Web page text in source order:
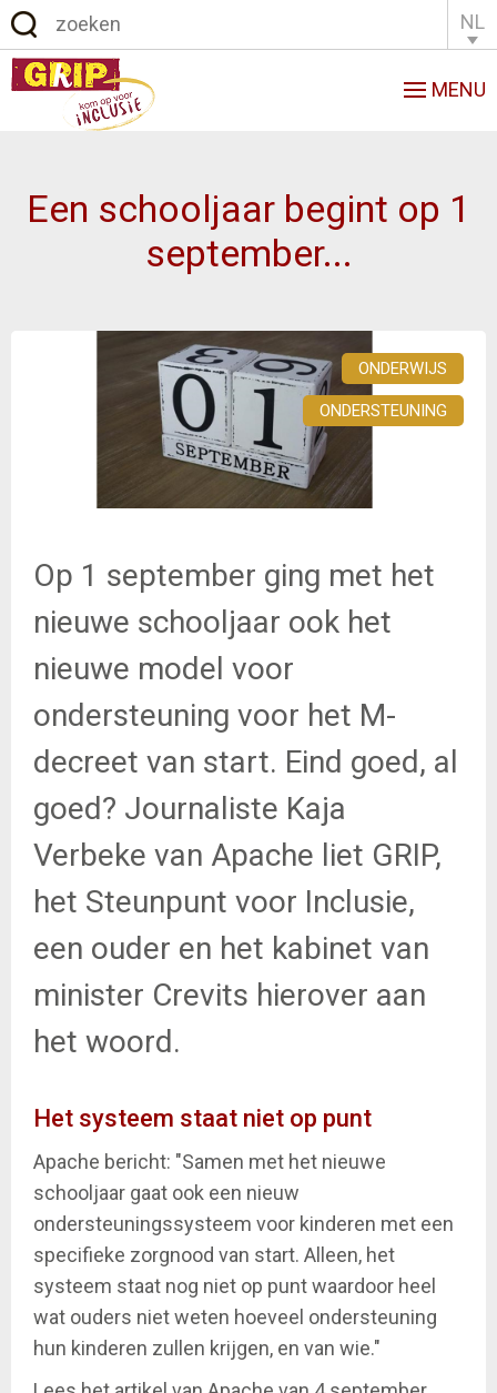
NL
MENU
Een schooljaar begint op 1
september...
ONDERWIJS
ONDERSTEUNING
Op 1 september ging met het
nieuwe schooljaar ook het
nieuwe model voor
ondersteuning voor het M-
decreet van start. Eind goed, al
goed? Journaliste Kaja
Verbeke van Apache liet GRIP,
het Steunpunt voor Inclusie,
een ouder en het kabinet van
minister Crevits hierover aan
het woord.
Het systeem staat niet op punt
Apache bericht: "Samen met het nieuwe
schooljaar gaat ook een nieuw
ondersteuningssysteem voor kinderen met een
specifieke zorgnood van start. Alleen, het
systeem staat nog niet op punt waardoor heel
wat ouders niet weten hoeveel ondersteuning
hun kinderen zullen krijgen, en van wie."